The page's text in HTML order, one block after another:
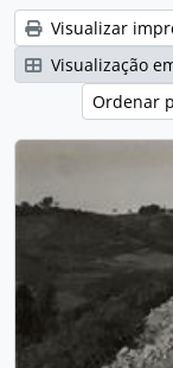
Visualizar
Visualização
Ordenar